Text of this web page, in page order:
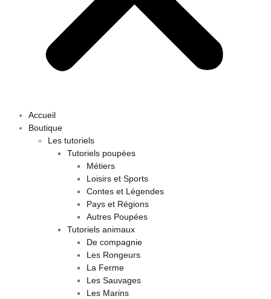
Accueil
Boutique
Les tutoriels
Tutoriels poupées
Métiers
Loisirs et Sports
Contes et Légendes
Pays et Régions
Autres Poupées
Tutoriels animaux
De compagnie
Les Rongeurs
La Ferme
Les Sauvages
Les Marins